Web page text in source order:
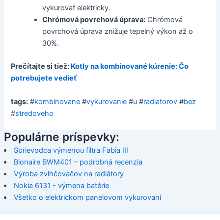
vykurovať elektricky.
Chrómová povrchová úprava: Chrómová
povrchová úprava znižuje tepelný výkon až o
30%.
Prečítajte si tiež: Kotly na kombinované kúrenie: Čo
potrebujete vedieť
tags: #kombinovane #vykurovanie #u #radiatorov #bez
#stredoveho
Populárne príspevky:
Sprievodca výmenou filtra Fabia III
Bionaire BWM401 – podrobná recenzia
Výroba zvlhčovačov na radiátory
Nokia 6131 - výmena batérie
Všetko o elektrickom panelovom vykurovaní